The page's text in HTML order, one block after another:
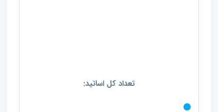
تعداد کل اساتید: